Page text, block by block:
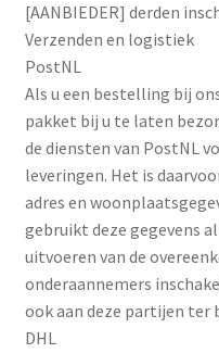
[AANBIEDER] derden
Verzenden en logistiek
PostNL
Als u een bestelling bij
pakket bij u te laten
de diensten van PostNL
leveringen. Het is
adres en
gebruikt deze gegevens
uitvoeren van de
onderaannemers
ook aan deze partijen ter
DHL